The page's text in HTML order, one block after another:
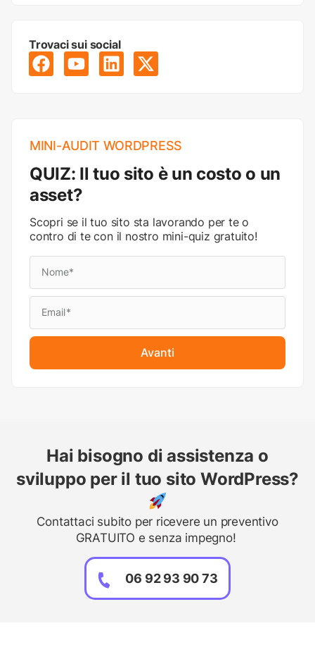
Trovaci sui social
MINI-AUDIT WORDPRESS
QUIZ: Il tuo sito è un costo o un
asset?
Scopri se il tuo sito sta lavorando per te o
contro di te con il nostro mini-quiz gratuito!
Avanti
Hai bisogno di assistenza o
sviluppo per il tuo sito WordPress?
Contattaci subito per ricevere un preventivo
GRATUITO e senza impegno!
06 92 93 90 73